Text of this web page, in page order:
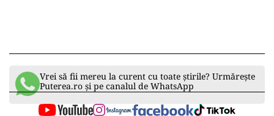
Vrei să fii mereu la curent cu toate știrile? Urmărește
Puterea.ro și pe canalul de WhatsApp